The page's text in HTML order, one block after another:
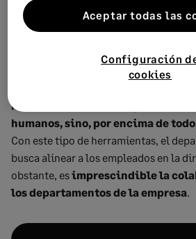
se pretende transmitir. Y, por
hasta qué punto es la adecuada y cuál
Estas nueve áreas son muy
no solamente es un conjunto de
humanos, sino, por encima de
Con este tipo de herramientas, el
busca alinear a los empleados en la
obstante, esimprescindible la
los departamentos de la empresa.
Configuración
cookies
Aceptar todas las